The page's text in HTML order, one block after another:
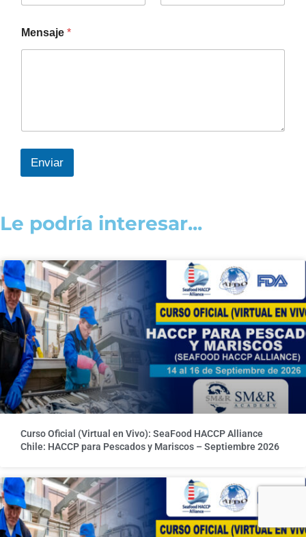
Mensaje *
Enviar
Le podría interesar...
Curso Oficial (Virtual en Vivo): SeaFood HACCP Alliance
Chile: HACCP para Pescados y Mariscos – Septiembre 2026